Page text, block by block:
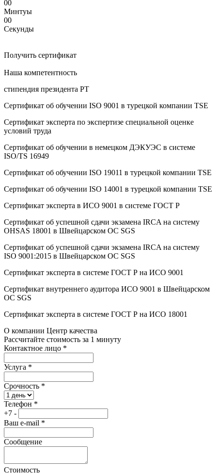
00
Минтуы
00
Секунды
Получить сертификат
Наша компетентность
стипендия президента РТ
Сертификат об oбучeнии ISO 9001 в турецкой компании TSE
Сертификат эксперта по экспертизе специальной оценке
условий труда
Сертификат об oбучeнии в немецком ДЭКУЭС в системе
ISO/TS 16949
Сертификат об oбучeнии ISO 19011 в турецкой компании TSE
Сертификат об oбучeнии ISO 14001 в турецкой компании TSE
Сертификат эксперта в ИСО 9001 в системе ГОСТ Р
Сертификат об успешной сдачи экзамена IRCA на систему
OHSAS 18001 в Швейцарском ОС SGS
Сертификат об успешной сдачи экзамена IRCA на систему
ISO 9001:2015 в Швейцарском ОС SGS
Сертификат эксперта в системе ГОСТ Р на ИСО 9001
Сертификат внутреннего аудитора ИСО 9001 в Швейцарском
ОС SGS
Сертификат эксперта в системе ГОСТ Р на ИСО 18001
О компании Центр качества
Рассчитайте стоимость за 1 минуту
Контактное лицо *
Услуга *
Срочность *
Телефон *
+7 -
Ваш e-mail *
Сообщение
Стоимость